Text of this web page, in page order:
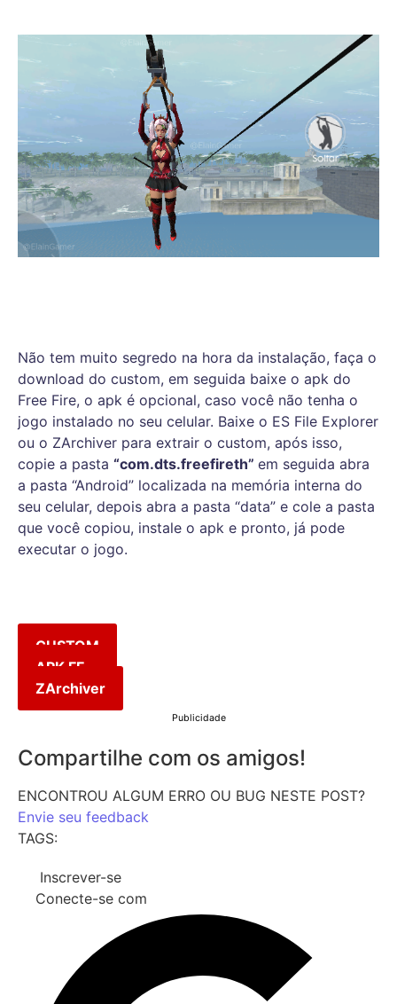
Não tem muito segredo na hora da instalação, faça o
download do custom, em seguida baixe o apk do
Free Fire, o apk é opcional, caso você não tenha o
jogo instalado no seu celular. Baixe o ES File Explorer
ou o ZArchiver para extrair o custom, após isso,
copie a pasta “com.dts.freefireth” em seguida abra
a pasta “Android” localizada na memória interna do
seu celular, depois abra a pasta “data” e cole a pasta
que você copiou, instale o apk e pronto, já pode
executar o jogo.
CUSTOM
APK FF
ZArchiver
Publicidade
Compartilhe com os amigos!
ENCONTROU ALGUM ERRO OU BUG NESTE POST?
Envie seu feedback
TAGS:
Inscrever-se
Conecte-se com